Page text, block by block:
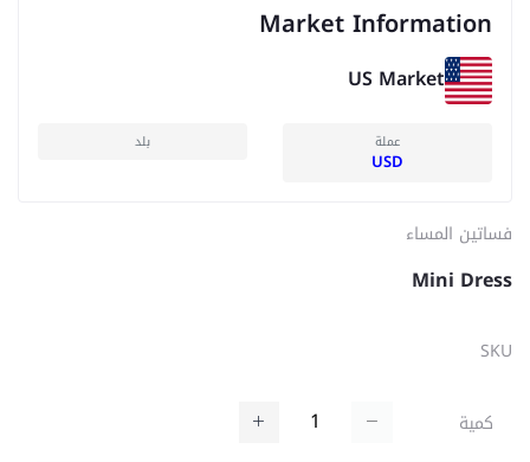
Market Information
US Market
عملة
USD
بلد
فساتين المساء
Mini Dress
SKU
كمية